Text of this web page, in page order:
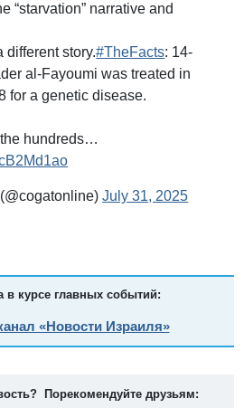
“starvation” narrative and
different story.#TheFacts: 14-
al-Fayoumi was treated in
for a genetic disease.
hundreds…
July 31, 2025
в курсе главных событий:
«Новости Израиля»
Порекомендуйте друзьям: